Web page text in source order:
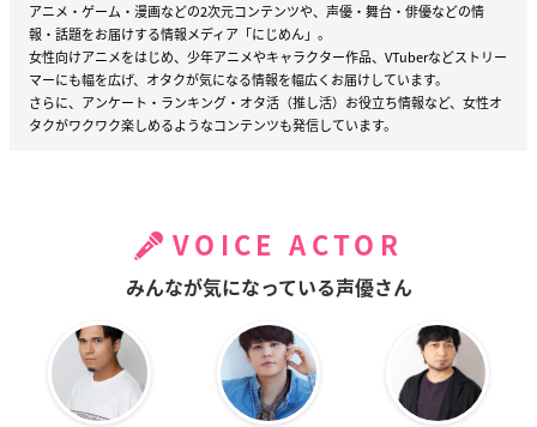
アニメ・ゲーム・漫画などの2次元コンテンツや、声優・舞台・俳優などの情
報・話題をお届けする情報メディア「にじめん」。
女性向けアニメをはじめ、少年アニメやキャラクター作品、VTuberなどストリー
マーにも幅を広げ、オタクが気になる情報を幅広くお届けしています。
さらに、アンケート・ランキング・オタ活（推し活）お役立ち情報など、女性オ
タクがワクワク楽しめるようなコンテンツも発信しています。
VOICE ACTOR
みんなが気になっている声優さん